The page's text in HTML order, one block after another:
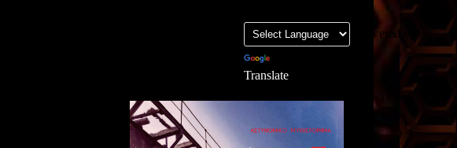
Powered by
Translate